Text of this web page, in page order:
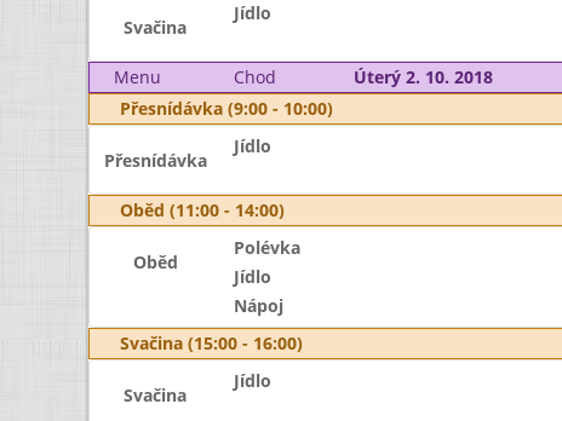
Svačina
Jídlo
Menu Chod Úterý 2. 10. 2018
Přesnídávka (9:00 - 10:00)
Přesnídávka
Jídlo
Oběd (11:00 - 14:00)
Oběd
Polévka
Jídlo
Nápoj
Svačina (15:00 - 16:00)
Svačina
Jídlo